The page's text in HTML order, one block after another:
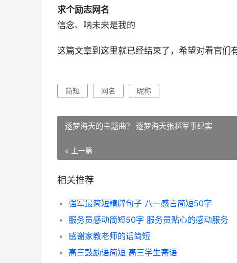
求个励志网名
信念、呐未来是我的
这篇文章到这里就已经结束了，希望对看官们
简短 网名 昵称
逐梦海天的主题曲？ 逐梦海天张超军事纪实
« 上一篇
相关推荐
强军最简短精辟句子 八一感言简短50字
服务员感动简短50字 服务员贴心的感动服务
感谢家教老师的话简短
高三鼓励语简短 高三学生寄语